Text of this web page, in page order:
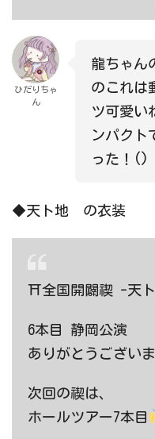
ひだりちゃ
ん
龍ちゃん
のこれは
ツ可愛い
ンパクト
った！()
◆天ト地 の衣装
⛩全国開闢禊 -天
6本目 静岡公演
ありがとうござい
次回の禊は、
ホールツアー7本目